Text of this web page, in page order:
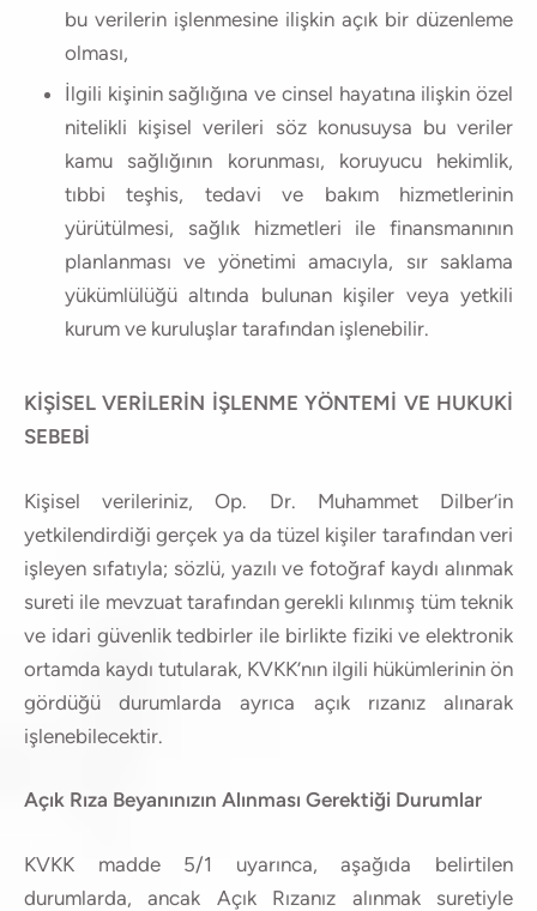
bu verilerin işlenmesine ilişkin açık bir düzenleme
olması,
İlgili kişinin sağlığına ve cinsel hayatına ilişkin özel
nitelikli kişisel verileri söz konusuysa bu veriler
kamu sağlığının korunması, koruyucu hekimlik,
tıbbi teşhis, tedavi ve bakım hizmetlerinin
yürütülmesi, sağlık hizmetleri ile finansmanının
planlanması ve yönetimi amacıyla, sır saklama
yükümlülüğü altında bulunan kişiler veya yetkili
kurum ve kuruluşlar tarafından işlenebilir.
KİŞİSEL VERİLERİN İŞLENME YÖNTEMİ VE HUKUKİ
SEBEBİ
Kişisel verileriniz, Op. Dr. Muhammet Dilber’in
yetkilendirdiği gerçek ya da tüzel kişiler tarafından veri
işleyen sıfatıyla; sözlü, yazılı ve fotoğraf kaydı alınmak
sureti ile mevzuat tarafından gerekli kılınmış tüm teknik
ve idari güvenlik tedbirler ile birlikte fiziki ve elektronik
ortamda kaydı tutularak, KVKK’nın ilgili hükümlerinin ön
gördüğü durumlarda ayrıca açık rızanız alınarak
işlenebilecektir.
Açık Rıza Beyanınızın Alınması Gerektiği Durumlar
KVKK madde 5/1 uyarınca, aşağıda belirtilen
durumlarda, ancak Açık Rızanız alınmak suretiyle